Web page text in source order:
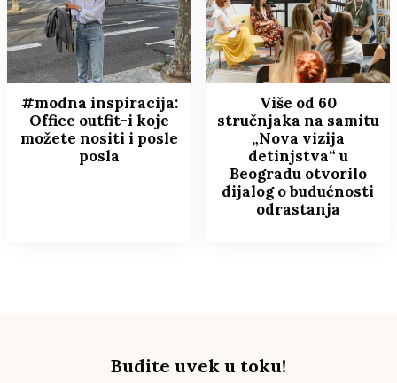
#modna inspiracija:
Office outfit-i koje
možete nositi i posle
posla
Više od 60
stručnjaka na samitu
„Nova vizija
detinjstva“ u
Beogradu otvorilo
dijalog o budućnosti
odrastanja
Budite uvek u toku!